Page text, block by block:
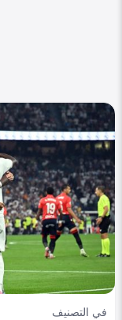
في التصنيف